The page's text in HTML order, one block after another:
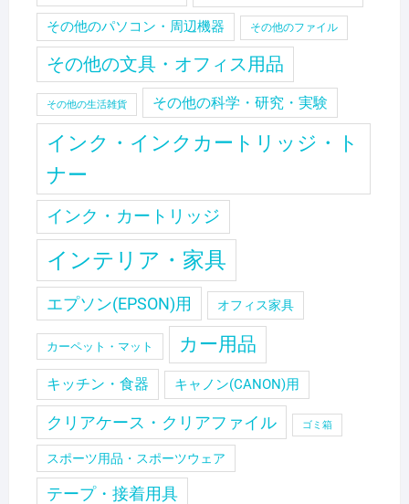
その他のパソコン・周辺機器 その他のファイル
その他の文具・オフィス用品
その他の生活雑貨 その他の科学・研究・実験
インク・インクカートリッジ・ト
ナー
インク・カートリッジ
インテリア・家具
エプソン(EPSON)用 オフィス家具
カーペット・マット カー用品
キッチン・食器 キャノン(CANON)用
クリアケース・クリアファイル ゴミ箱
スポーツ用品・スポーツウェア
テープ・接着用具